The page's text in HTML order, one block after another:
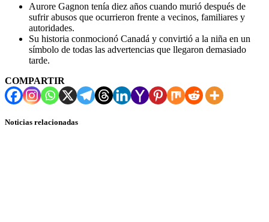
Aurore Gagnon tenía diez años cuando murió después de
sufrir abusos que ocurrieron frente a vecinos, familiares y
autoridades.
Su historia conmocionó Canadá y convirtió a la niña en un
símbolo de todas las advertencias que llegaron demasiado
tarde.
COMPARTIR
Noticias relacionadas